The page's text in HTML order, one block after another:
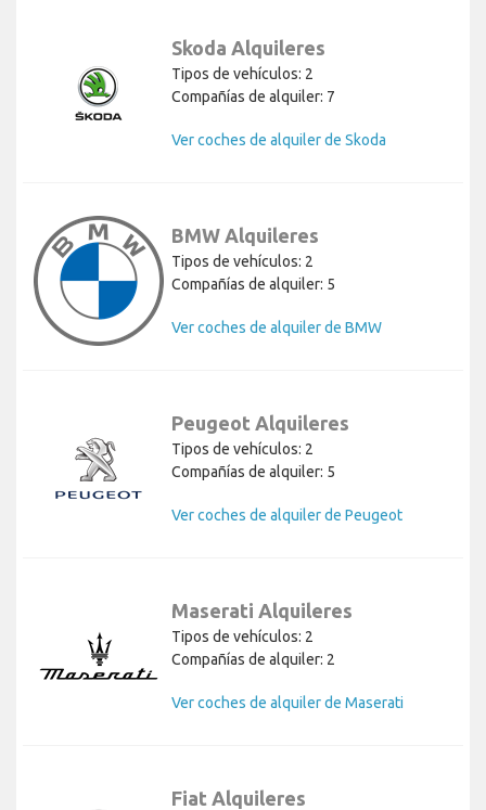
Skoda Alquileres
Tipos de vehículos: 2
Compañías de alquiler: 7
Ver coches de alquiler de Skoda
BMW Alquileres
Tipos de vehículos: 2
Compañías de alquiler: 5
Ver coches de alquiler de BMW
Peugeot Alquileres
Tipos de vehículos: 2
Compañías de alquiler: 5
Ver coches de alquiler de Peugeot
Maserati Alquileres
Tipos de vehículos: 2
Compañías de alquiler: 2
Ver coches de alquiler de Maserati
Fiat Alquileres